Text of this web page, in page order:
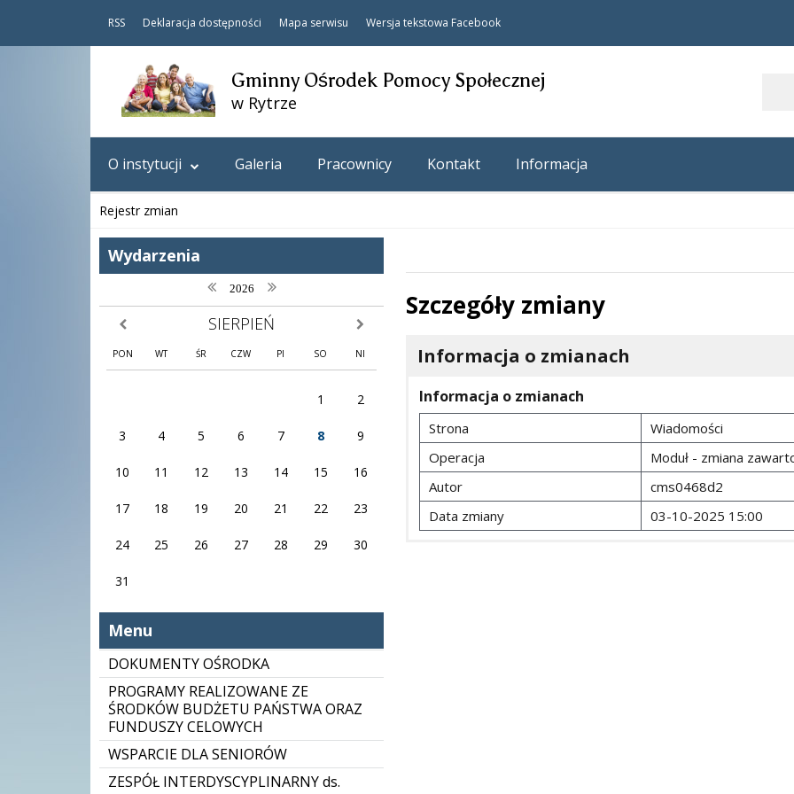
RSS Deklaracja dostępności Mapa serwisu Wersja tekstowa Facebook
Gminny Ośrodek Pomocy Społecznej
w Rytrze
O instytucji Galeria Pracownicy Kontakt Informacja
Rejestr zmian
Wydarzenia
poprzedni rok
2026 następny rok
poprzedni miesiąc SIERPIEŃ następny miesiąc
PON WT ŚR CZW PI SO NI
1 2
3 4 5 6 7 8 9
10 11 12 13 14 15 16
17 18 19 20 21 22 23
24 25 26 27 28 29 30
31
Menu
DOKUMENTY OŚRODKA
PROGRAMY REALIZOWANE ZE
ŚRODKÓW BUDŻETU PAŃSTWA ORAZ
FUNDUSZY CELOWYCH
WSPARCIE DLA SENIORÓW
ZESPÓŁ INTERDYSCYPLINARNY ds.
Szczegóły zmiany
Informacja o zmianach
Informacja o zmianach
Strona
Wiadomości
Operacja
Moduł - zmiana
Autor
cms0468d2
Data zmiany
03-10-2025 15:00